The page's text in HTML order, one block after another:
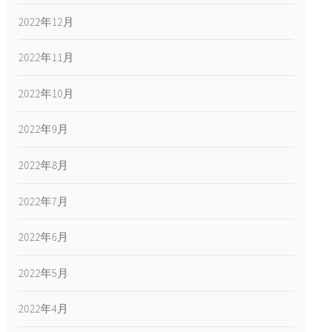
2022年12月
2022年11月
2022年10月
2022年9月
2022年8月
2022年7月
2022年6月
2022年5月
2022年4月